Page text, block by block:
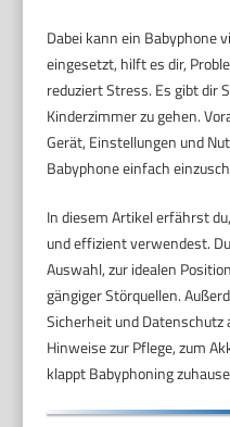
Dabei kann ein Babyphone
eingesetzt, hilft es dir,
reduziert Stress. Es gibt dir
Kinderzimmer zu gehen.
Gerät, Einstellungen und
Babyphone einfach
In diesem Artikel erfährst
und effizient verwendest.
Auswahl, zur idealen
gängiger Störquellen.
Sicherheit und
Hinweise zur Pflege, zum
klappt Babyphoning